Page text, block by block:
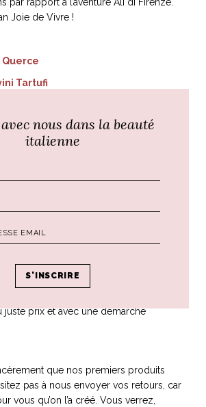
par rapport à l’aventure Ali di Firenze.
Joie de Vivre !
Querce
Tartufi
et savoir-faire par des artisans
et particulièrement en Toscane. Nous
connaître leurs produits. Lorsque
tee-shirt « Femmes Fortes » produit
coton biologique certifié OKEO TEX),
juste prix et avec une démarche
que nos premiers produits
pas à nous envoyer vos retours, car
vous qu’on l’a créé. Vous verrez,
nous dans la beauté
italienne